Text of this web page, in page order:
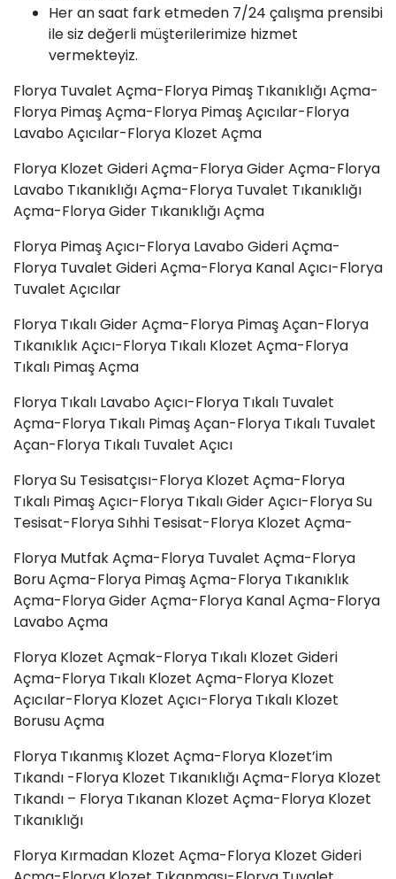
Her an saat fark etmeden 7/24 çalışma prensibi
ile siz değerli müşterilerimize hizmet
vermekteyiz.
Florya Tuvalet Açma-Florya Pimaş Tıkanıklığı Açma-
Florya Pimaş Açma-Florya Pimaş Açıcılar-Florya
Lavabo Açıcılar-Florya Klozet Açma
Florya Klozet Gideri Açma-Florya Gider Açma-Florya
Lavabo TıkanıklığıAçma-Florya Tuvalet Tıkanıklığı
Açma-Florya Gider Tıkanıklığı Açma
Florya PimaşAçıcı-Florya Lavabo Gideri Açma-
Florya Tuvalet Gideri Açma-Florya Kanal Açıcı-Florya
Tuvalet Açıcılar
Florya Tıkalı Gider Açma-Florya Pimaş Açan-Florya
Tıkanıklık Açıcı-Florya Tıkalı Klozet Açma-Florya
Tıkalı Pimaş Açma
Florya Tıkalı Lavabo Açıcı-Florya Tıkalı Tuvalet
Açma-Florya Tıkalı Pimaş Açan-Florya Tıkalı Tuvalet
Açan-Florya Tıkalı Tuvalet Açıcı
Florya Su Tesisatçısı-Florya Klozet Açma-Florya
Tıkalı Pimaş Açıcı-Florya Tıkalı Gider Açıcı-Florya Su
Tesisat-Florya Sıhhi Tesisat-Florya Klozet Açma-
Florya Mutfak Açma-Florya Tuvalet Açma-Florya
Boru Açma-Florya Pimaş Açma-Florya Tıkanıklık
Açma-Florya Gider Açma-Florya Kanal Açma-Florya
Lavabo Açma
Florya Klozet Açmak-Florya Tıkalı Klozet Gideri
Açma-Florya Tıkalı Klozet Açma-Florya Klozet
Açıcılar-Florya Klozet Açıcı-Florya Tıkalı Klozet
Borusu Açma
Florya Tıkanmış Klozet Açma-Florya Klozet’im
Tıkandı -Florya Klozet Tıkanıklığı Açma-Florya Klozet
Tıkandı – Florya Tıkanan Klozet Açma-Florya Klozet
Tıkanıklığı
Florya Kırmadan Klozet Açma-Florya Klozet Gideri